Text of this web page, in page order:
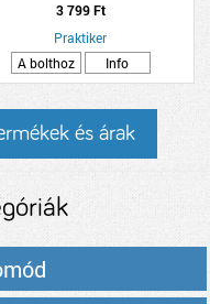
3 799 Ft
Praktiker
A bolthoz
Info
és árak